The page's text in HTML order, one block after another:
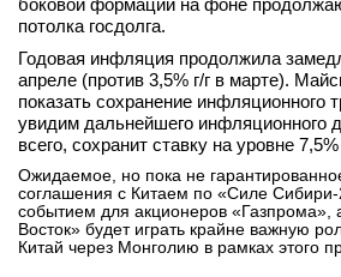
боковой формации на фоне
потолка госдолга.
Годовая инфляция продолжила
апреле (против 3,5% г/г в марте).
показать сохранение инфляционного
увидим дальнейшего инфляционного
всего, сохранит ставку на уровне
Ожидаемое, но пока не
соглашения с Китаем по «Силе Сибири-
событием для акционеров «Газпрома»,
Восток» будет играть крайне важную
Китай через Монголию в рамках этого